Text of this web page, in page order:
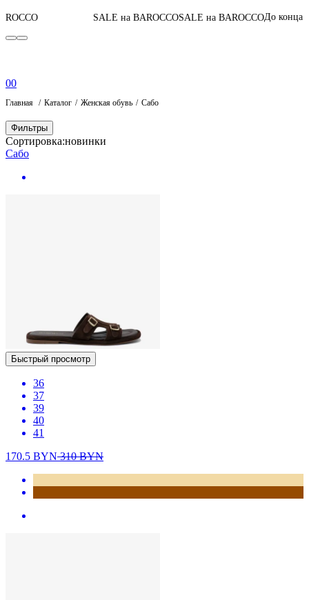
SALE на BAROCCOSALE на BAROCCOДо конца акции04:14:
00
Главная Каталог Женская обувь Сабо
Фильтры
Сортировка:новинки
Сабо
Быстрый просмотр
36
37
39
40
41
170.5 BYN310BYN